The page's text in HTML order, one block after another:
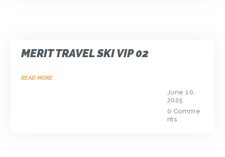
MERIT TRAVEL SKI VIP 02
READ MORE
June 10,
2025
0 Comme
nts